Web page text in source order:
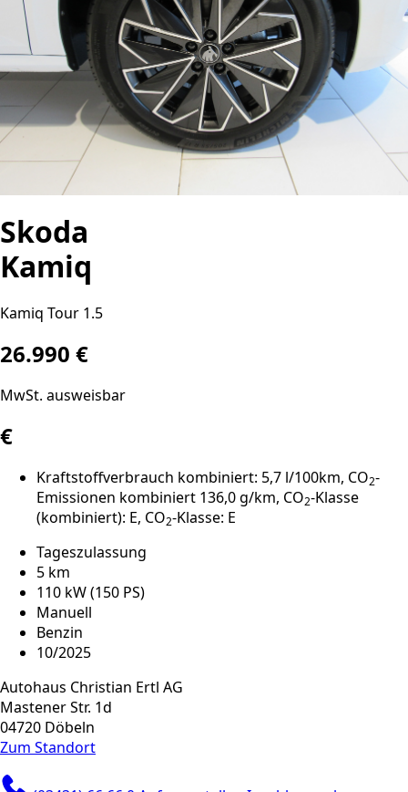
Skoda
Kamiq
Kamiq Tour 1.5
26.990 €
MwSt. ausweisbar
€
Kraftstoffverbrauch kombiniert: 5,7 l/100km, CO2-
Emissionen kombiniert 136,0 g/km, CO2-Klasse
(kombiniert): E, CO2-Klasse: E
Tageszulassung
5 km
110 kW (150 PS)
Manuell
Benzin
10/2025
Autohaus Christian Ertl AG
Mastener Str. 1d
04720 Döbeln
Zum Standort